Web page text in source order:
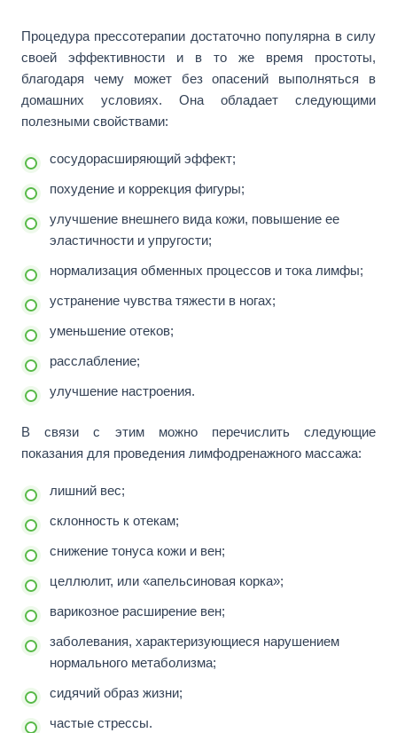
Процедура прессотерапии достаточно популярна в силу
своей эффективности и в то же время простоты,
благодаря чему может без опасений выполняться в
домашних условиях. Она обладает следующими
полезными свойствами:
сосудорасширяющий эффект;
похудение и коррекция фигуры;
улучшение внешнего вида кожи, повышение ее
эластичности и упругости;
нормализация обменных процессов и тока лимфы;
устранение чувства тяжести в ногах;
уменьшение отеков;
расслабление;
улучшение настроения.
В связи с этим можно перечислить следующие
показания для проведения лимфодренажного массажа:
лишний вес;
склонность к отекам;
снижение тонуса кожи и вен;
целлюлит, или «апельсиновая корка»;
варикозное расширение вен;
заболевания, характеризующиеся нарушением
нормального метаболизма;
сидячий образ жизни;
частые стрессы.